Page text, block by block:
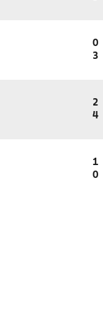
0
3
2
4
1
0